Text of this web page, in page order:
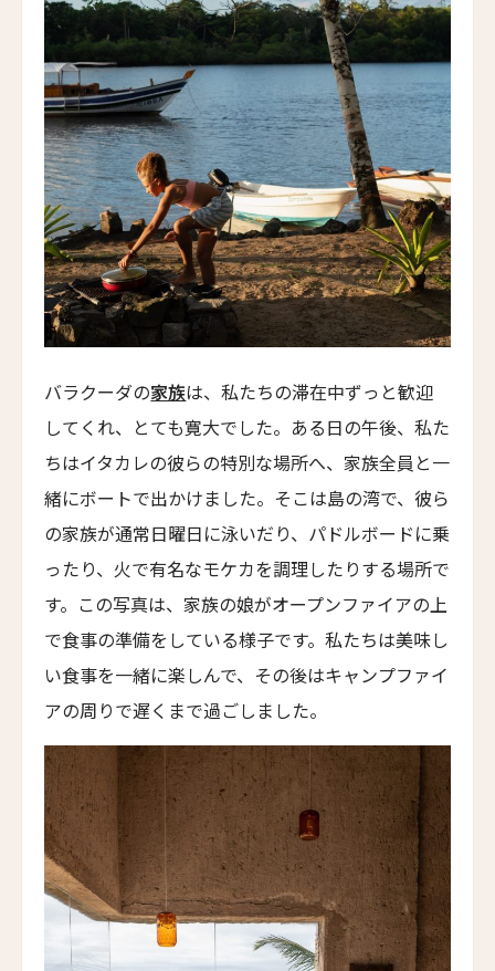
レヴィヴォ・ウェルネス・リゾート
Revivo Wellness Resort
シリ・サラ プライベート・ヴィラ
Siri Sala Private Thai Villa
ヴァリー ホテル
Vallie Hotel
カムデン・ハーバー・イン
Camden Harbour Inn
ザ・スターヴランド・ロシアンリバー・バレー
The Stavrand Russian River Valley
Honor Resort Yun Shu Dali
ハンジョウ・ムーショウ・シーシー・ホテル
Hangzhou Muh Shoou Xixi Hotel
ユイテュン・マンション
YiuTeung Mansion
ポッケイ・ホテル・シャオシン
POKKEI Hotel Shaoxing
リーウ・ハウス
Leeu House
ル・カルティエ・フランセ
ザ・フェザーズ・ホテル
The Feathers Hotel
川奈ホテルゴルフコース
Kawana Hotel & Golf Course
ジーヴァ・ホア・ルー・リトリート
Jiva Hoa Lu Retreat
バラクーダの家族は、私たちの滞在中ずっと歓迎
してくれ、とても寛大でした。ある日の午後、私た
ちはイタカレの彼らの特別な場所へ、家族全員と一
緒にボートで出かけました。そこは島の湾で、彼ら
の家族が通常日曜日に泳いだり、パドルボードに乗
ったり、火で有名なモケカを調理したりする場所で
す。この写真は、家族の娘がオープンファイアの上
で食事の準備をしている様子です。私たちは美味し
い食事を一緒に楽しんで、その後はキャンプファイ
アの周りで遅くまで過ごしました。